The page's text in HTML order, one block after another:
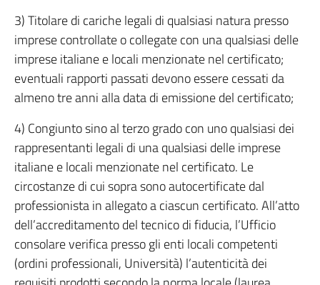
3) Titolare di cariche legali di qualsiasi natura presso
imprese controllate o collegate con una qualsiasi delle
imprese italiane e locali menzionate nel certificato;
eventuali rapporti passati devono essere cessati da
almeno tre anni alla data di emissione del certificato;
4) Congiunto sino al terzo grado con uno qualsiasi dei
rappresentanti legali di una qualsiasi delle imprese
italiane e locali menzionate nel certificato. Le
circostanze di cui sopra sono autocertificate dal
professionista in allegato a ciascun certificato. All’atto
dell’accreditamento del tecnico di fiducia, l’Ufficio
consolare verifica presso gli enti locali competenti
(ordini professionali, Università) l’autenticità dei